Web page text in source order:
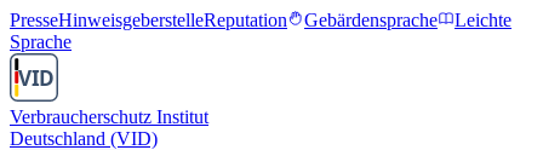
PresseHinweisgeberstelleReputation Gebärdensprache
Leichte
Sprache
Verbraucherschutz Institut
Deutschland (VID)